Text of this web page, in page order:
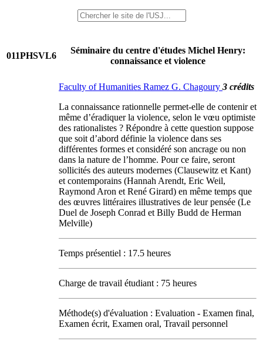
011PHSVL6
Séminaire du centre d'études Michel Henry:
connaissance et violence
Faculty of Humanities Ramez G. Chagoury 3 crédits
La connaissance rationnelle permet-elle de contenir et
même d’éradiquer la violence, selon le vœu optimiste
des rationalistes ? Répondre à cette question suppose
que soit d’abord définie la violence dans ses
différentes formes et considéré son ancrage ou non
dans la nature de l’homme. Pour ce faire, seront
sollicités des auteurs modernes (Clausewitz et Kant)
et contemporains (Hannah Arendt, Eric Weil,
Raymond Aron et René Girard) en même temps que
des œuvres littéraires illustratives de leur pensée (Le
Duel de Joseph Conrad et Billy Budd de Herman
Melville)
Temps présentiel : 17.5 heures
Charge de travail étudiant : 75 heures
Méthode(s) d'évaluation : Evaluation - Examen final,
Examen écrit, Examen oral, Travail personnel